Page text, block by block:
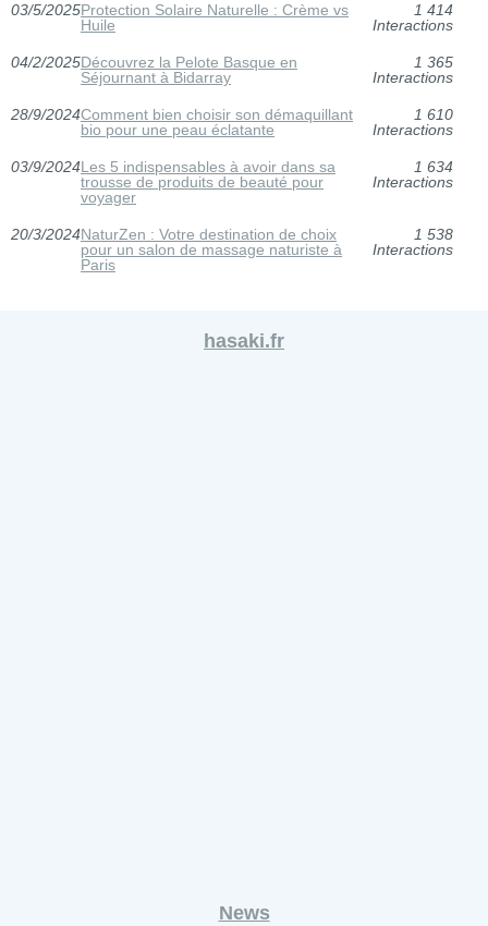
03/5/2025Protection Solaire Naturelle : Crème vs
Huile
1 414
Interactions
04/2/2025Découvrez la Pelote Basque en
Séjournant à Bidarray
1 365
Interactions
28/9/2024Comment bien choisir son démaquillant
bio pour une peau éclatante
1 610
Interactions
03/9/2024Les 5 indispensables à avoir dans sa
trousse de produits de beauté pour
voyager
1 634
Interactions
20/3/2024NaturZen : Votre destination de choix
pour un salon de massage naturiste à
Paris
1 538
Interactions
hasaki.fr
News